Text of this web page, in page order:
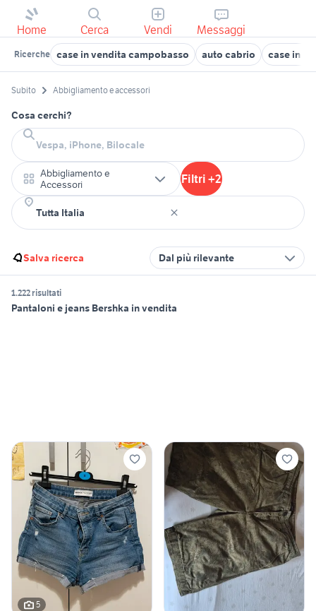
Home Cerca Vendi Messaggi
Ricerche case in vendita campobasso auto cabrio case in
Subito Abbigliamento e accessori
Cosa cerchi?
Abbigliamento e
Accessori
Filtri +2
Salva ricerca Dal più rilevante
1.222 risultati
Pantaloni e jeans Bershka in vendita
5